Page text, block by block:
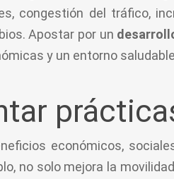
congestión del tráfico,
Apostar por un
y un entorno
económicos,
no solo mejora la